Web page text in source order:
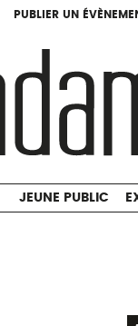
PUBLIER UN
PUBLIER UN
CIRQUE/RUE
JEUNE PUBLIC